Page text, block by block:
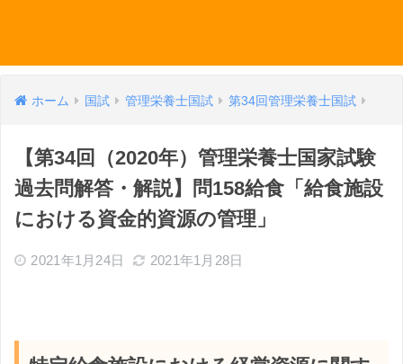
ホーム 国試 管理栄養士国試 第34回管理栄養士国試
【第34回（2020年）管理栄養士国家試験
過去問解答・解説】問158給食「給食施設
における資金的資源の管理」
2021年1月24日 2021年1月28日